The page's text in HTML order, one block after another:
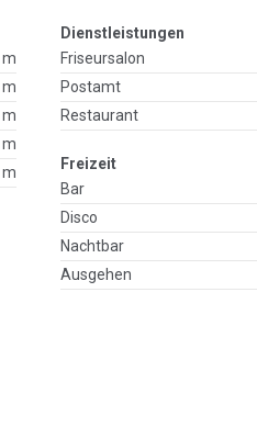
m
m
m
Dienstleistungen
Friseursalon
Postamt
Restaurant
Freizeit
Bar
Disco
Nachtbar
Ausgehen